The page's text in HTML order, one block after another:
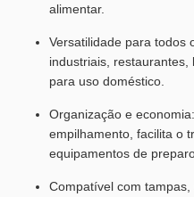
alimentar.
Versatilidade para todos
industriais,
para uso doméstico.
Organização e
empilhamento, facilita o
equipamentos de
Compatível com